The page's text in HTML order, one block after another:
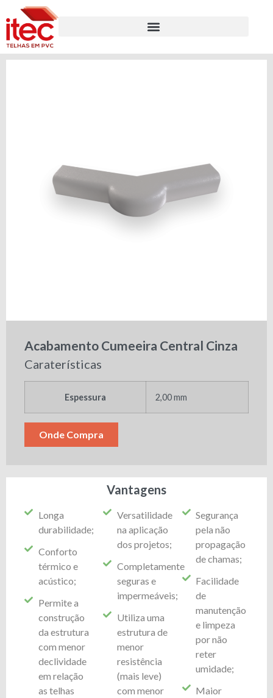
Acabamento Cumeeira Central Cinza
Caraterísticas
Espessura 2,00 mm
Onde Compra
Vantagens
Longa
durabilidade;
Conforto
térmico e
acústico;
Permite a
construção
da estrutura
com menor
declividade
em relação
as telhas
Versatilidade
na aplicação
dos projetos;
Completamente
seguras e
impermeáveis;
Utiliza uma
estrutura de
menor
resistência
(mais leve)
com menor
Segurança
pela não
propagação
de chamas;
Facilidade
de
manutenção
e limpeza
por não
reter
umidade;
Maior